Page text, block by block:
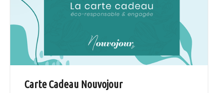
Carte Cadeau Nouvojour